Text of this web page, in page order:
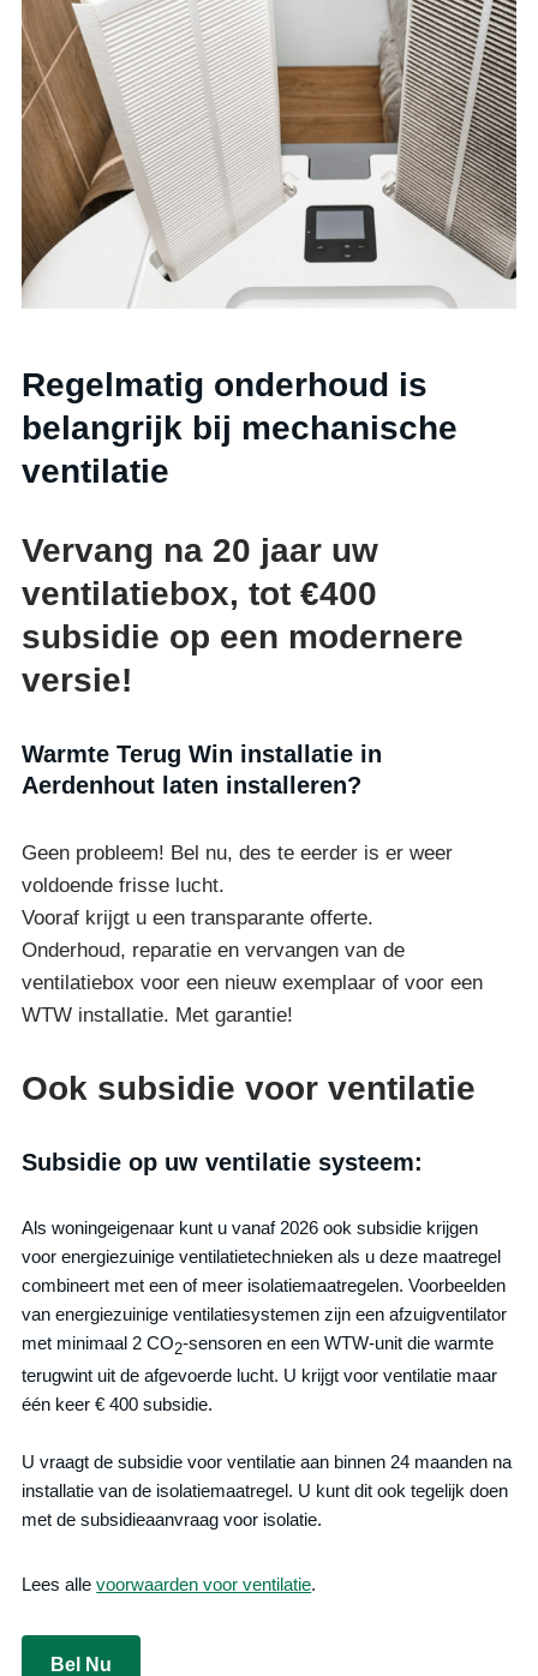
Regelmatig onderhoud is
belangrijk bij mechanische
ventilatie
Vervang na 20 jaar uw
ventilatiebox, tot €400
subsidie op een modernere
versie!
Warmte Terug Win installatie in
Aerdenhout laten installeren?
Geen probleem! Bel nu, des te eerder is er weer
voldoende frisse lucht.
Vooraf krijgt u een transparante offerte.
Onderhoud, reparatie en vervangen van de
ventilatiebox voor een nieuw exemplaar of voor een
WTW installatie. Met garantie!
Ook subsidie voor ventilatie
Subsidie op uw ventilatie systeem:
Als woningeigenaar kunt u vanaf 2026 ook subsidie krijgen
voor energiezuinige ventilatietechnieken als u deze maatregel
combineert met een of meer isolatiemaatregelen. Voorbeelden
van energiezuinige ventilatiesystemen zijn een afzuigventilator
met minimaal 2 CO2-sensoren en een WTW-unit die warmte
terugwint uit de afgevoerde lucht. U krijgt voor ventilatie maar
één keer € 400 subsidie.
U vraagt de subsidie voor ventilatie aan binnen 24 maanden na
installatie van de isolatiemaatregel. U kunt dit ook tegelijk doen
met de subsidieaanvraag voor isolatie.
Lees allevoorwaarden voor ventilatie.
Bel Nu